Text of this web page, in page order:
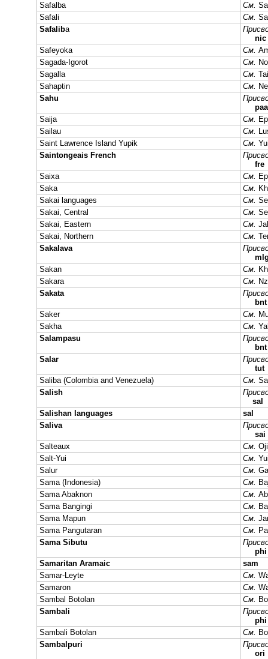
Safalba
См.
Safali
См.
Safaliba
nic
Safeyoka
См.
Sagada-Igorot
См.
Sagalla
См.
Sahaptin
См.
Sahu
paa
Saija
См.
Sailau
См.
Saint Lawrence Island Yupik
См.
Saintongeais French
fre
Saixa
См.
Saka
См.
Sakai languages
См.
Sakai, Central
См.
Sakai, Eastern
См.
Sakai, Northern
См.
Sakalava
Sakan
См.
Sakara
См.
Sakata
bnt
Saker
См.
Sakha
См.
Salampasu
bnt
Salar
tut
Saliba (Colombia and Venezuela)
См.
Salish
sal
Salishan languages
sal
Saliva
sai
Salteaux
См.
Salt-Yui
См.
Salur
См.
Sama (Indonesia)
См.
Sama Abaknon
См.
Sama Bangingi
См.
Sama Mapun
См.
Sama Pangutaran
См.
Sama Sibutu
phi
Samaritan Aramaic
sam
Samar-Leyte
См.
Samaron
См.
Sambal Botolan
См.
Sambali
phi
Sambali Botolan
См.
Sambalpuri
ori